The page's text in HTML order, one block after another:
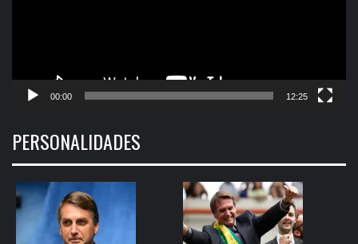
00:00 12:25
PERSONALIDADES